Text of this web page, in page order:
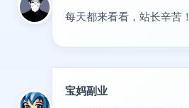
每天都来看看，站长辛苦！
宝妈副业